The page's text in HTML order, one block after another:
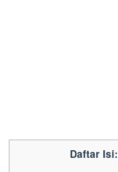
Daftar Isi: